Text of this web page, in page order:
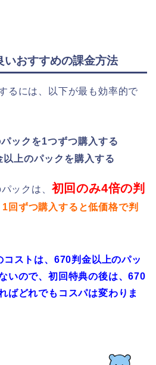
おすすめの課金方法
るには、以下が最も効率的で
ックを1つずつ購入する
上のパックを購入する
ックは、 初回のみ4倍の判
1回ずつ購入すると低価格で判
コストは、670判金以上のパッ
いので、初回特典の後は、670
ばどれでもコスパは変わりま